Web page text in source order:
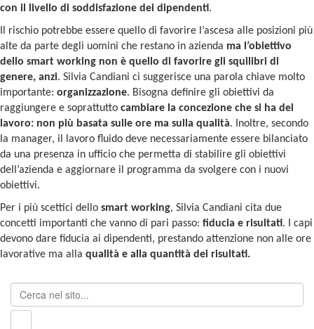
con il livello di soddisfazione dei dipendenti.
Il rischio potrebbe essere quello di favorire l’ascesa alle posizioni più
alte da parte degli uomini che restano in azienda ma l’obiettivo
dello smart working non è quello di favorire gli squilibri di
genere, anzi. Silvia Candiani ci suggerisce una parola chiave molto
importante: organizzazione. Bisogna definire gli obiettivi da
raggiungere e soprattutto cambiare la concezione che si ha del
lavoro: non più basata sulle ore ma sulla qualità. Inoltre, secondo
la manager, il lavoro fluido deve necessariamente essere bilanciato
da una presenza in ufficio che permetta di stabilire gli obiettivi
dell’azienda e aggiornare il programma da svolgere con i nuovi
obiettivi.
Per i più scettici dello smart working, Silvia Candiani cita due
concetti importanti che vanno di pari passo: fiducia e risultati. I capi
devono dare fiducia ai dipendenti, prestando attenzione non alle ore
lavorative ma alla qualità e alla quantità dei risultati.